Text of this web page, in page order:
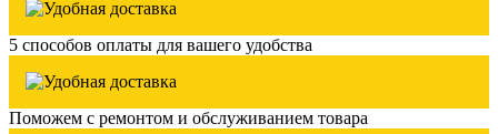
5 способов оплаты для вашего удобства
Поможем с ремонтом и обслуживанием товара